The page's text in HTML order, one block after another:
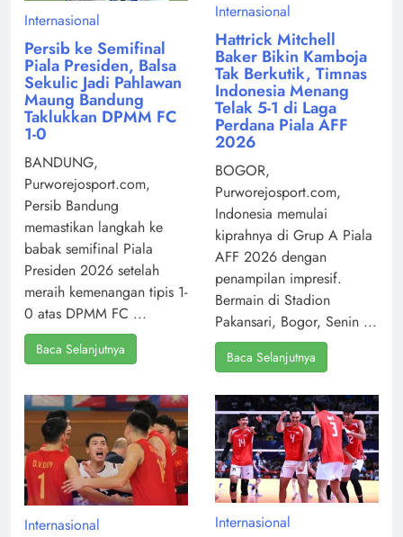
Internasional
Persib ke Semifinal
Piala Presiden, Balsa
Sekulic Jadi Pahlawan
Maung Bandung
Taklukkan DPMM FC
1-0
BANDUNG,
Purworejosport.com,
Persib Bandung
memastikan langkah ke
babak semifinal Piala
Presiden 2026 setelah
meraih kemenangan tipis 1-
0 atas DPMM FC ...
Baca Selanjutnya
Internasional
Hattrick Mitchell
Baker Bikin Kamboja
Tak Berkutik, Timnas
Indonesia Menang
Telak 5-1 di Laga
Perdana Piala AFF
2026
BOGOR,
Purworejosport.com,
Indonesia memulai
kiprahnya di Grup A Piala
AFF 2026 dengan
penampilan impresif.
Bermain di Stadion
Pakansari, Bogor, Senin ...
Baca Selanjutnya
Internasional Internasional